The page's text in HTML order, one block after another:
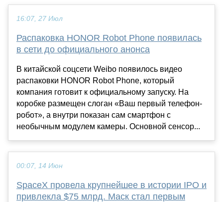
16:07, 27 Июл
Распаковка HONOR Robot Phone появилась
в сети до официального анонса
В китайской соцсети Weibo появилось видео
распаковки HONOR Robot Phone, который
компания готовит к официальному запуску. На
коробке размещен слоган «Ваш первый телефон-
робот», а внутри показан сам смартфон с
необычным модулем камеры. Основной сенсор...
00:07, 14 Июн
SpaceX провела крупнейшее в истории IPO и
привлекла $75 млрд. Маск стал первым